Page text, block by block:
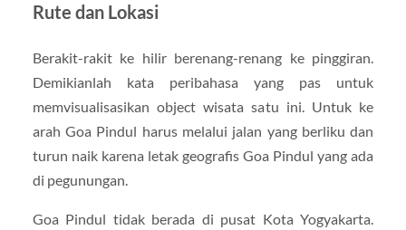
Rute dan Lokasi
Berakit-rakit ke hilir berenang-renang ke pinggiran.
Demikianlah kata peribahasa yang pas untuk
memvisualisasikan object wisata satu ini. Untuk ke
arah Goa Pindul harus melalui jalan yang berliku dan
turun naik karena letak geografis Goa Pindul yang ada
di pegunungan.
Goa Pindul tidak berada di pusat Kota Yogyakarta.